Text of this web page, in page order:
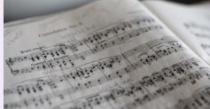
paroles
de
la
vie
en